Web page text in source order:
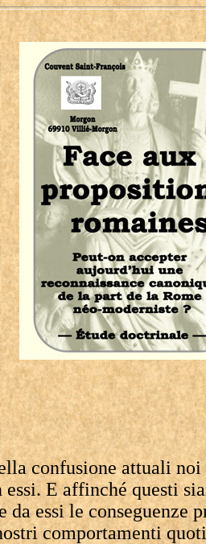
confusione attuali
essi. E affinché questi
da essi le conseguenze
comportamenti